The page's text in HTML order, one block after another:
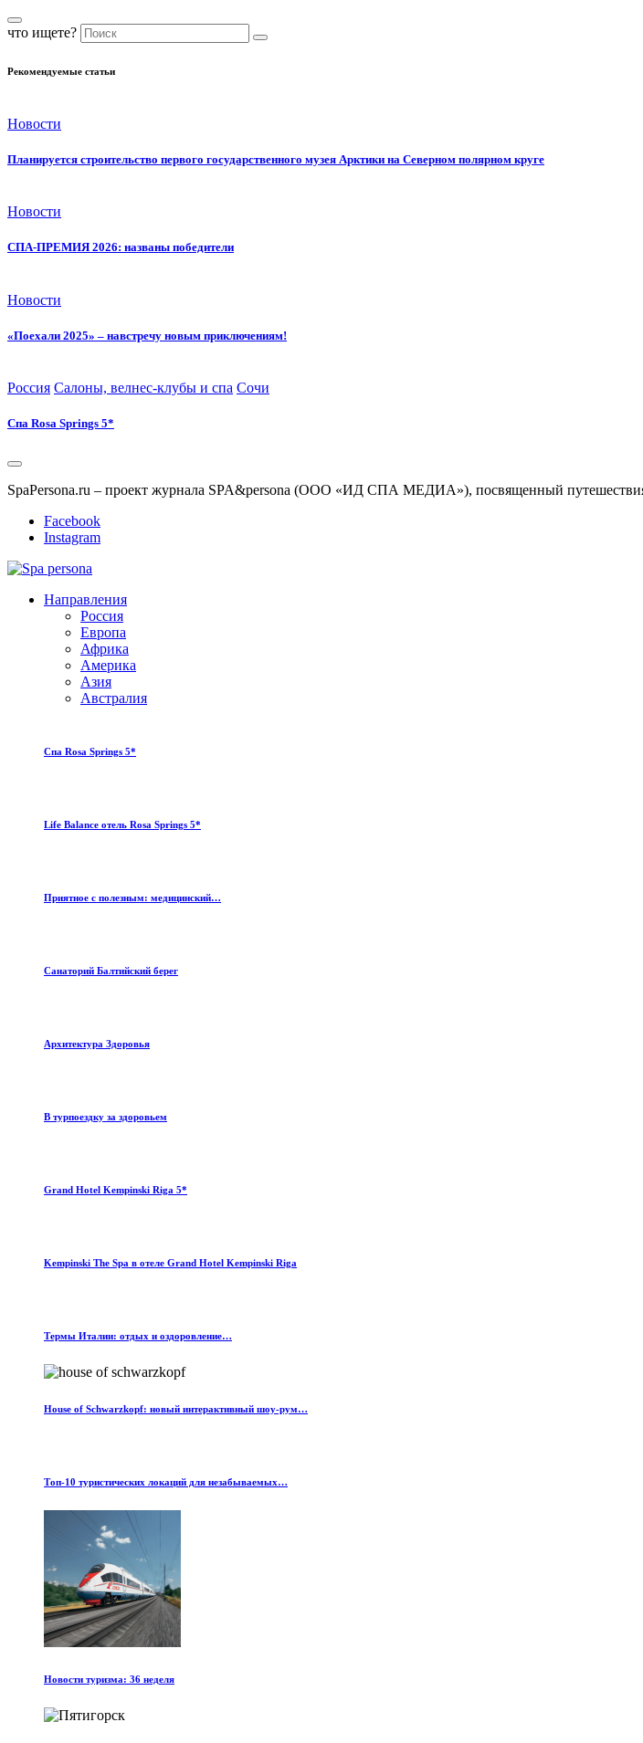
что ищете?
Рекомендуемые статьи
Новости
Планируется строительство первого государственного музея Арктики на Северном полярном круге
Новости
СПА-ПРЕМИЯ 2026: названы победители
Новости
«Поехали 2025» – навстречу новым приключениям!
Россия Салоны, велнес-клубы и спа Сочи
Спа Rosa Springs 5*
SpaPersona.ru – проект журнала SPA&persona (ООО «ИД СПА МЕДИА»), посвященный
Facebook
Instagram
Направления
Россия
Европа
Африка
Америка
Азия
Австралия
Спа Rosa Springs 5*
Life Balance отель Rosa Springs 5*
Приятное с полезным: медицинский…
Санаторий Балтийский берег
Архитектура Здоровья
В турпоездку за здоровьем
Grand Hotel Kempinski Riga 5*
Kempinski The Spa в отеле Grand Hotel Kempinski Riga
Термы Италии: отдых и оздоровление…
House of Schwarzkopf: новый интерактивный шоу-рум…
Топ-10 туристических локаций для незабываемых…
Новости туризма: 36 неделя